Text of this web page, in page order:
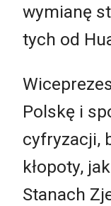
wymianę
tych od
Polskę i
cyfryzacji,
kłopoty,
Stanach